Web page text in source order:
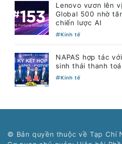
Lenovo vươn lên
Global 500 nhờ
chiến lược AI
Kinh tế
NAPAS hợp tác
sinh thái thanh
Kinh tế
© Bản quyền thuộc về Tạp Chí